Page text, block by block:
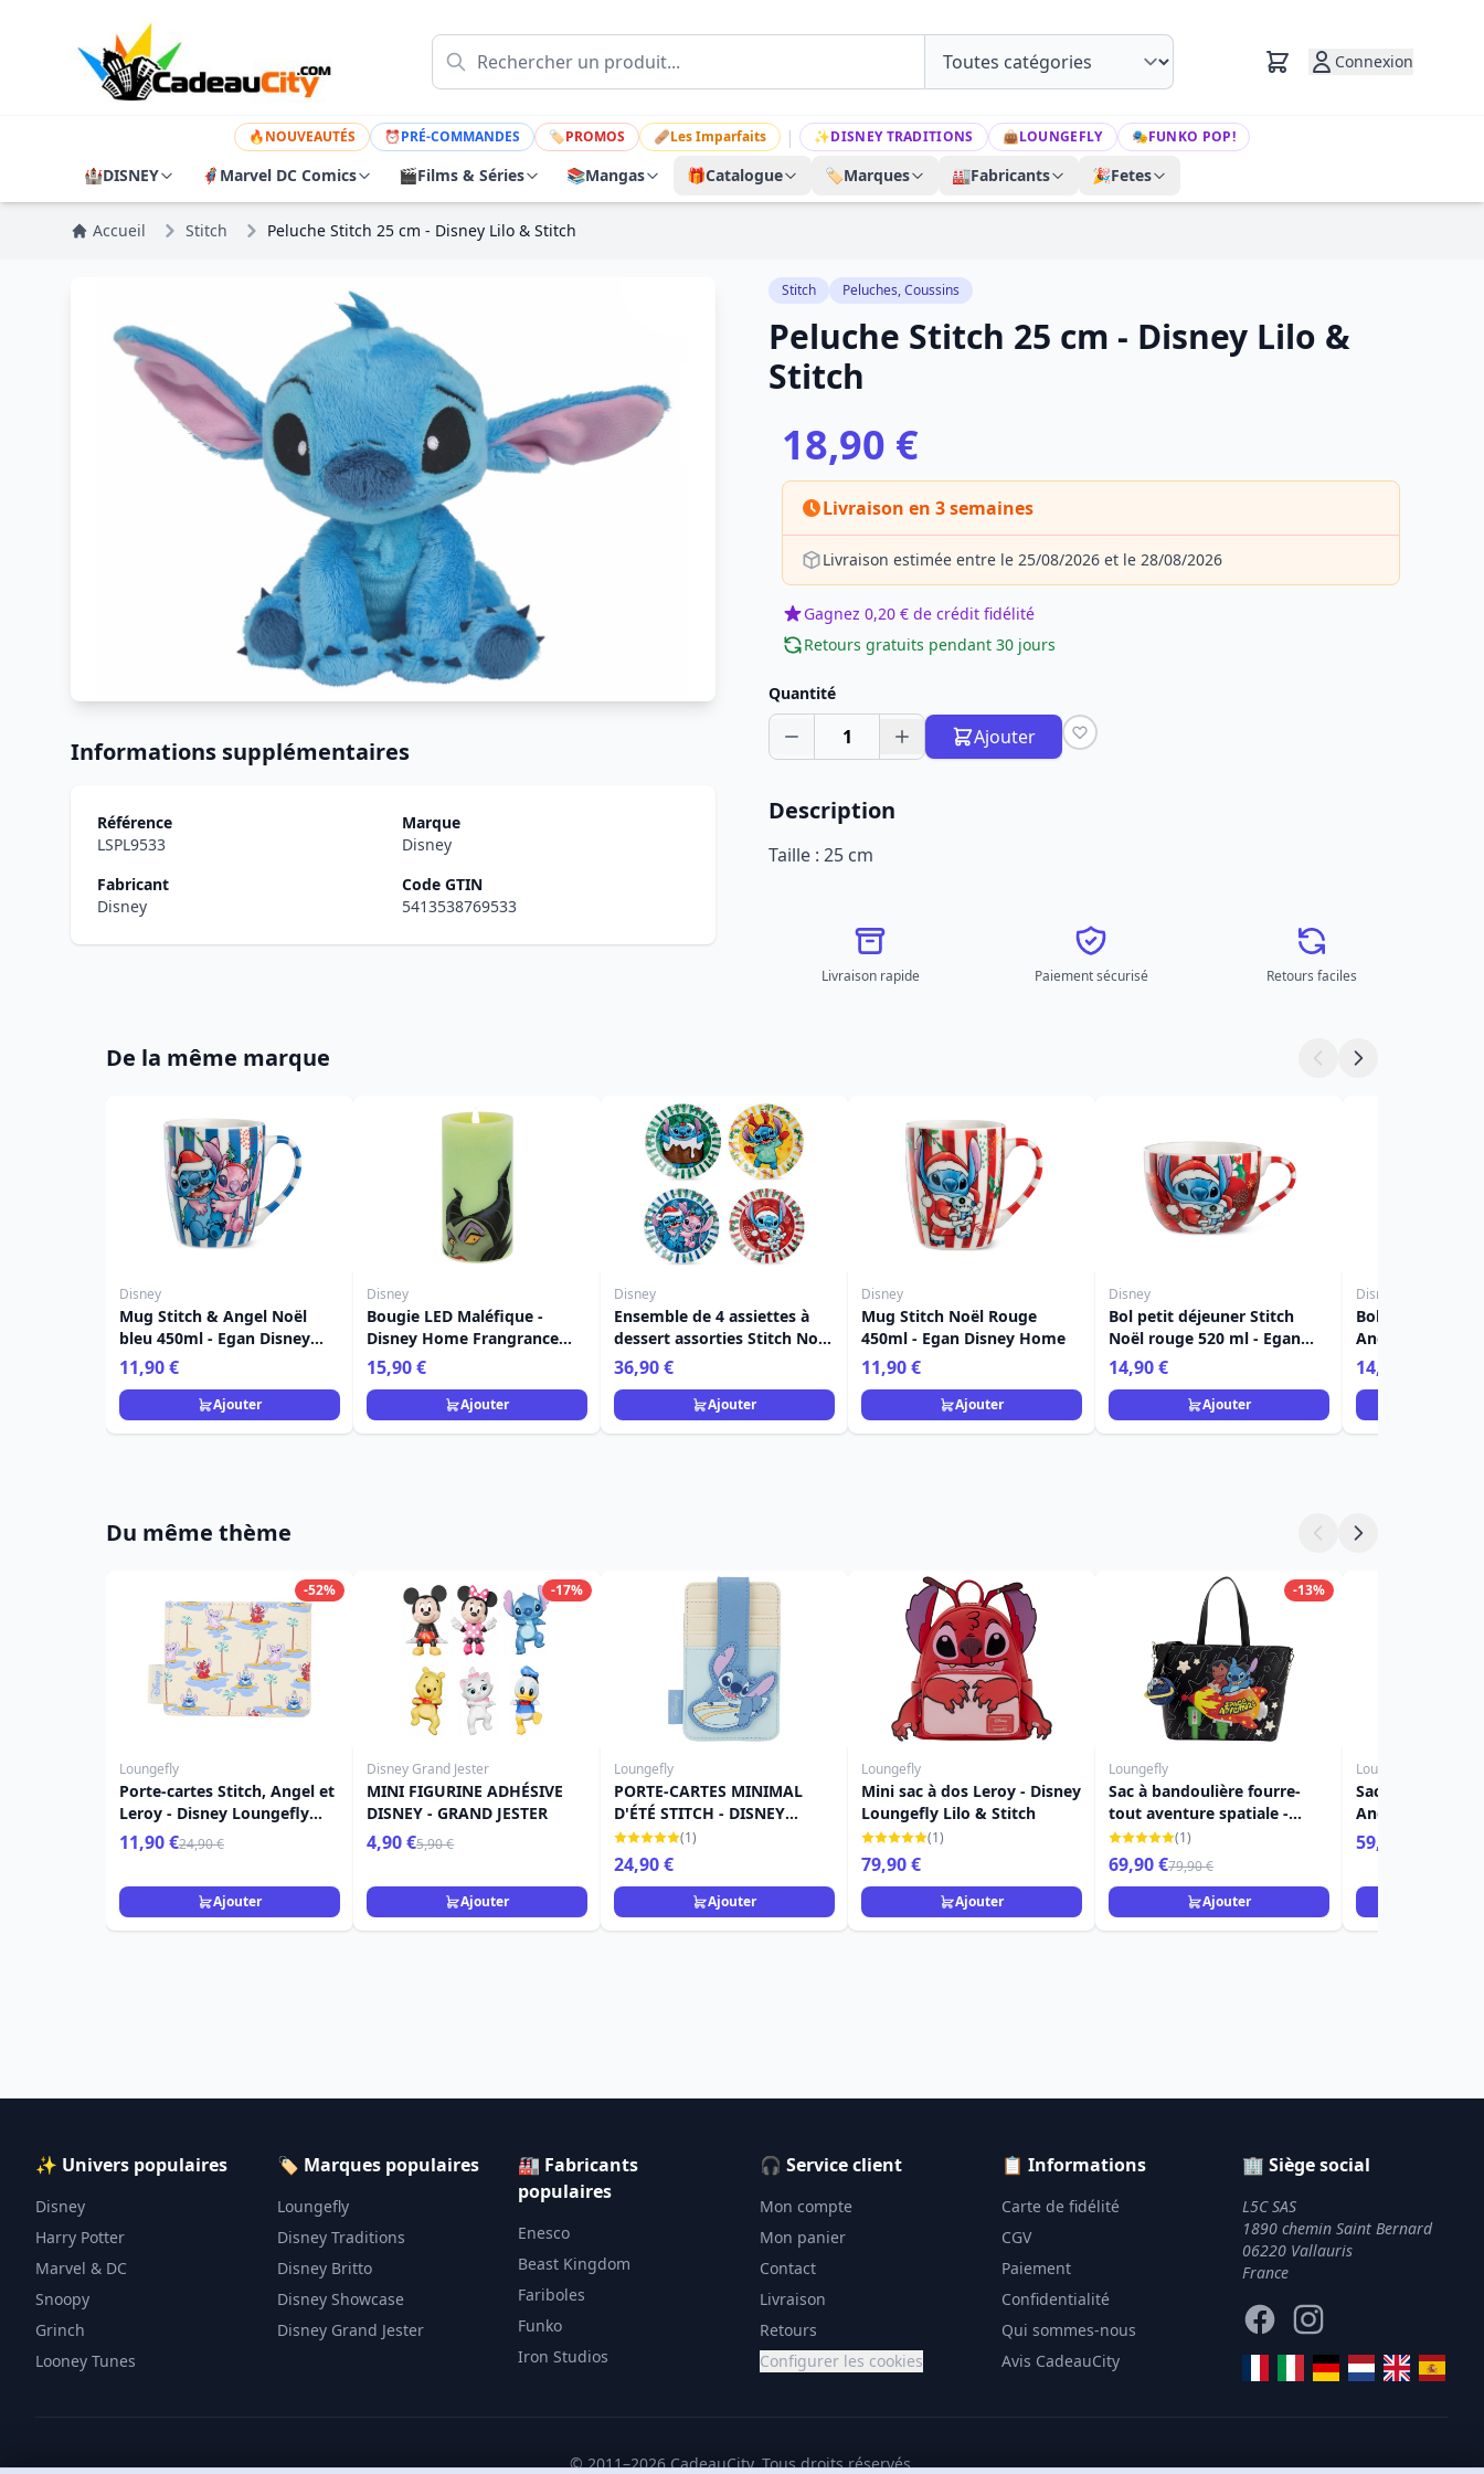
Connexion
🔥NOUVEAUTÉS ⏰PRÉ-COMMANDES 🏷PROMOS 🩹Les Imparfaits | ✨DISNEY TRADITIONS 👜LOUNGEFLY 🎭FUNKO POP!
🏰DISNEY 🦸 Marvel DC Comics 🎬Films & Séries 📚Mangas 🎁Catalogue 🏷️Marques 🏭Fabricants 🎉Fetes
Accueil Stitch Peluche Stitch 25 cm - Disney Lilo & Stitch
Informations supplémentaires
Référence
LSPL9533
Marque
Disney
Fabricant
Disney
Code GTIN
5413538769533
Stitch Peluches, Coussins
Peluche Stitch 25 cm - Disney Lilo &
Stitch
18,90 €
Livraison en 3 semaines
Livraison estimée entre le 25/08/2026 et le 28/08/2026
Gagnez 0,20 € de crédit fidélité
Retours gratuits pendant 30 jours
Quantité
1 Ajouter
Description
Taille : 25 cm
Livraison rapide Paiement sécurisé Retours faciles
De la même marque
Disney
Mug Stitch & Angel Noël
bleu 450ml - Egan Disney
Home
11,90 €
Ajouter
Disney
Bougie LED Maléfique -
Disney Home Frangrance
Collection
15,90 €
Ajouter
Disney
Ensemble de 4 assiettes à
dessert assorties Stitch Noël
- Egan Disney Home
36,90 €
Ajouter
Disney
Mug Stitch Noël Rouge
450ml - Egan Disney Home
11,90 €
Ajouter
Disney
Bol petit déjeuner Stitch
Noël rouge 520 ml - Egan
Disney Home
14,90 €
Ajouter
Disney
Bol petit
Angel Noël bleu
Egan Disney
14,90 €
Du même thème
-52%
Loungefly
Porte-cartes Stitch, Angel et
Leroy - Disney Loungefly
Lilo & Stitch
11,90 €24,90 €
Ajouter
-17%
Disney Grand Jester
MINI FIGURINE ADHÉSIVE
DISNEY - GRAND JESTER
4,90 €5,90 €
Ajouter
Loungefly
PORTE-CARTES MINIMAL
D'ÉTÉ STITCH - DISNEY
LOUNGEFLY LILO & STITCH
(1)
24,90 €
Ajouter
Loungefly
Mini sac à dos Leroy - Disney
Loungefly Lilo & Stitch
(1)
79,90 €
Ajouter
-13%
Loungefly
Sac à bandoulière fourre-
tout aventure spatiale -
Disney Loungefly Lilo &
Stitch
(1)
69,90 €79,90 €
Ajouter
Loungefly
Sac
Angel
Disney
59,90 €
✨ Univers populaires
Disney
Harry Potter
Marvel & DC
Snoopy
Grinch
Looney Tunes
🏷️ Marques populaires
Loungefly
Disney Traditions
Disney Britto
Disney Showcase
Disney Grand Jester
🏭 Fabricants
populaires
Enesco
Beast Kingdom
Fariboles
Funko
Iron Studios
🎧 Service client
Mon compte
Mon panier
Contact
Livraison
Retours
Configurer les cookies
📋 Informations
Carte de fidélité
CGV
Paiement
Confidentialité
Qui sommes-nous
Avis CadeauCity
🏢 Siège social
L5C SAS
1890 chemin Saint Bernard
06220 Vallauris
France
FacebookInstagram
© 2011–2026 CadeauCity. Tous droits réservés.